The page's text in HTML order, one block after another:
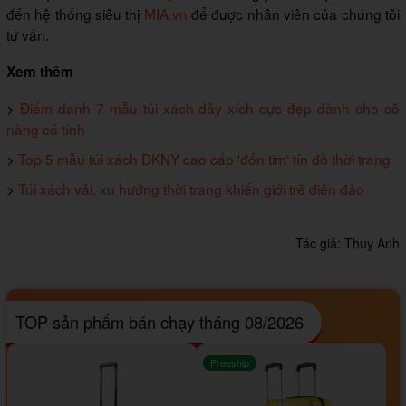
đến hệ thống siêu thị MIA.vn để được nhân viên của chúng tôi
tư vấn.
Xem thêm
> Điểm danh 7 mẫu túi xách dây xích cực đẹp dành cho cô
nàng cá tính
> Top 5 mẫu túi xách DKNY cao cấp 'đốn tim' tín đồ thời trang
> Túi xách vải, xu hướng thời trang khiến giới trẻ điên đảo
Tác giả: Thuỵ Anh
TOP sản phẩm bán chạy tháng 08/2026
Freeship